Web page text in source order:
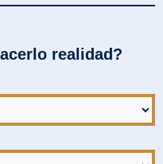
realidad?